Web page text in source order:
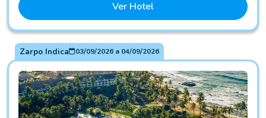
Ver Hotel
Zarpo Indica 03/09/2026a 04/09/2026